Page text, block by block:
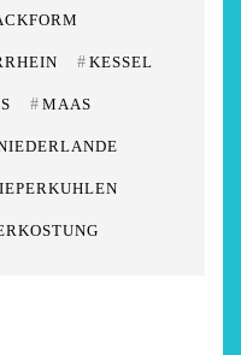
# KESSEL
# MAAS